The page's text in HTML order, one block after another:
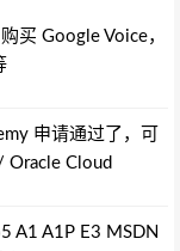
买 Google Voice，
申请通过了，可
Oracle Cloud
A1 A1P E3 MSDN